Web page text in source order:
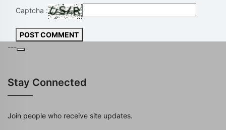
Captcha :
POST COMMENT
---
Stay Connected
Join people who receive site updates.